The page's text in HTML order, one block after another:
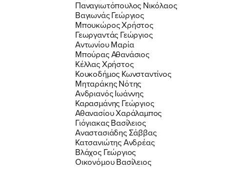
Παναγιωτόπουλος Νικόλαος
Βαγιωνάς Γεώργιος
Μπουκώρος Χρήστος
Γεωργαντάς Γεώργιος
Αντωνίου Μαρία
Μπούρας Αθανάσιος
Κέλλας Χρήστος
Κουκοδήμος Κωνσταντίνος
Μηταράκης Νότης
Ανδριανός Ιωάννης
Καρασμάνης Γεώργιος
Αθανασίου Χαράλαμπος
Γιόγιακας Βασίλειος
Αναστασιάδης Σάββας
Κατσανιώτης Ανδρέας
Βλάχος Γεώργιος
Οικονόμου Βασίλειος